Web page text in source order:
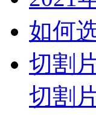
如何
切割
切割